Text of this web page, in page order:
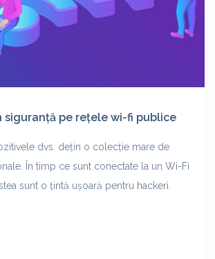
siguranță pe rețele wi-fi publice
dvs. dețin o colecție mare de
În timp ce sunt conectate la un Wi-Fi
sunt o țintă ușoară pentru hackeri.